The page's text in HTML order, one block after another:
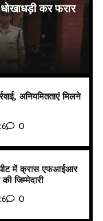
कर फरार
अनियमितताएं मिलने
0
में क्रास एफआईआर
जिम्मेदारी
0